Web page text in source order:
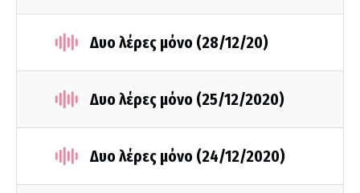
Δυο λέρες μόνο (28/12/20)
Δυο λέρες μόνο (25/12/2020)
Δυο λέρες μόνο (24/12/2020)